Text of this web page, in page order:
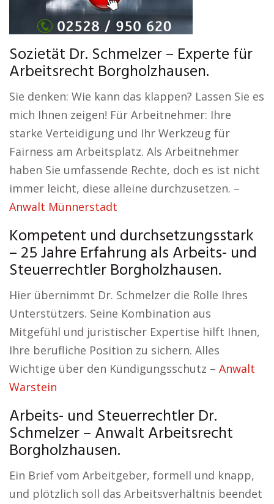
Sozietät Dr. Schmelzer – Experte für
Arbeitsrecht Borgholzhausen.
Sie denken: Wie kann das klappen? Lassen Sie es
mich Ihnen zeigen! Für Arbeitnehmer: Ihre
starke Verteidigung und Ihr Werkzeug für
Fairness am Arbeitsplatz. Als Arbeitnehmer
haben Sie umfassende Rechte, doch es ist nicht
immer leicht, diese alleine durchzusetzen. –
Anwalt Münnerstadt
Kompetent und durchsetzungsstark
– 25 Jahre Erfahrung als Arbeits- und
Steuerrechtler Borgholzhausen.
Hier übernimmt Dr. Schmelzer die Rolle Ihres
Unterstützers. Seine Kombination aus
Mitgefühl und juristischer Expertise hilft Ihnen,
Ihre berufliche Position zu sichern. Alles
Wichtige über den Kündigungsschutz – Anwalt
Warstein
Arbeits- und Steuerrechtler Dr.
Schmelzer – Anwalt Arbeitsrecht
Borgholzhausen.
Ein Brief vom Arbeitgeber, formell und knapp,
und plötzlich soll das Arbeitsverhältnis beendet